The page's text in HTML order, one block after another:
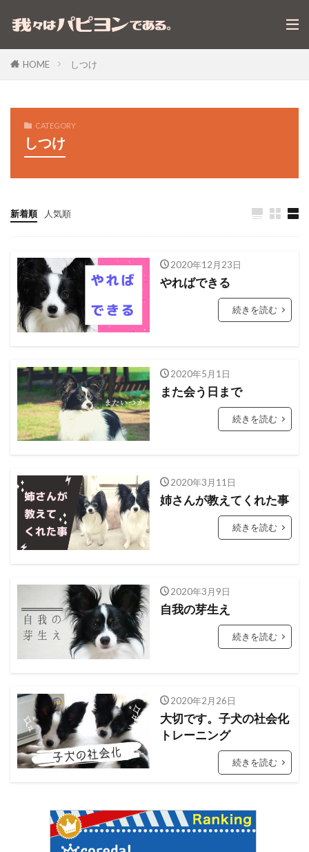
HOME しつけ
CATEGORY
しつけ
新着順 人気順
2020年12月23日
やればできる
続きを読む
2020年5月1日
また会う日まで
続きを読む
2020年3月11日
姉さんが教えてくれた事
続きを読む
2020年3月9日
自我の芽生え
続きを読む
2020年2月26日
大切です。子犬の社会化
トレーニング
続きを読む